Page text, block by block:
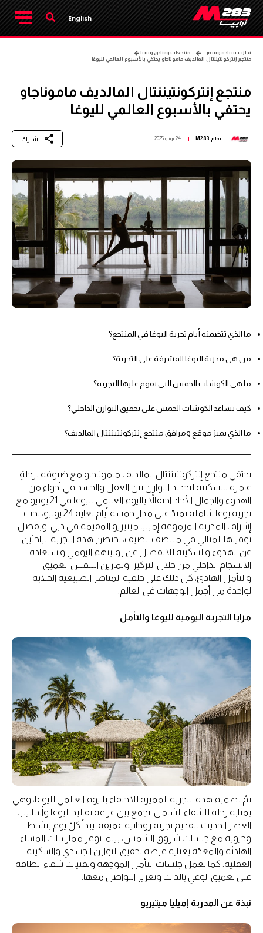
English
تجارب سياحة وسفر
منتجعات وفنادق وسبا
منتجع إنتركونتيننتال المالديف ماموناجاو يحتفي بالأسبوع العالمي لليوغا
منتجع إنتركونتيننتال المالديف ماموناجاو
يحتفي بالأسبوع العالمي لليوغا
بقلم M283 24 يونيو 2025 شارك
ما الذي تتضمنه أيام تجربة اليوغا في المنتجع؟
من هي مدربة اليوغا المشرفة على التجربة؟
ما هي الكوشات الخمس التي تقوم عليها التجربة؟
كيف تساعد الكوشات الخمس على تحقيق التوازن الداخلي؟
ما الذي يميز موقع ومرافق منتجع إنتركونتيننتال المالديف؟
يحتفي منتجع إنتركونتيننتال المالديف ماموناجاو مع ضيوفه برحلةٍ
غامرة بالسكينة لتجديد التوازن بين العقل والجسد في أجواء من
الهدوء والجمال الأخاذ احتفالاً باليوم العالمي لليوغا في 21 يونيو مع
تجربة يوغا شاملة تمتدّ على مدار خمسة أيام لغاية 24 يونيو، تحت
إشراف المدربة المرموقة إميليا ميتيريو المقيمة في دبي. وبفضل
توقيتها المثالي في منتصف الصيف، تحتضن هذه التجربة الباحثين
عن الهدوء والسكينة للانفصال عن روتينهم اليومي واستعادة
الانسجام الداخلي من خلال التركيز، وتمارين التنفس العميق،
والتأمل الهادئ، كل ذلك على خلفية المناظر الطبيعية الخلابة
لواحدة من أجمل الوجهات في العالم.
مزايا التجربة اليومية لليوغا والتأمل
تمّ تصميم هذه التجربة المميزة للاحتفاء باليوم العالمي لليوغا، وهي
بمثابة رحلة للشفاء الشامل، تجمع بين عراقة تقاليد اليوغا وأساليب
العصر الحديث لتقديم تجربة روحانية عميقة. يبدأ كلّ يوم بنشاط
وحيوية مع جلسات شروق الشمس، بينما توفر ممارسات المساء
الهادئة والمعدّة بعناية فرصة تحقيق التوازن الجسدي والسكينة
العقلية. كما تعمل جلسات التأمل الموجهة وتقنيات شفاء الطاقة
على تعميق الوعي بالذات وتعزيز التواصل معها.
نبذة عن المدربة إميليا ميتيريو